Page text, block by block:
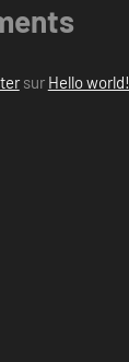
sur Hello world!